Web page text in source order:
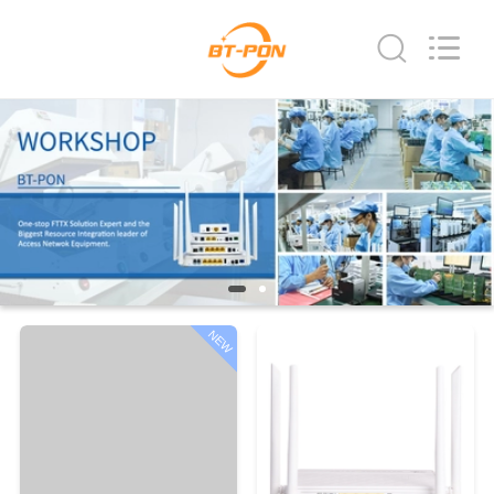
CASA
PRODUTOS
SOBRE
NÓS
Reserved.
NEW